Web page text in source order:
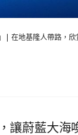
| 在地基隆人帶路，
讓蔚藍大海